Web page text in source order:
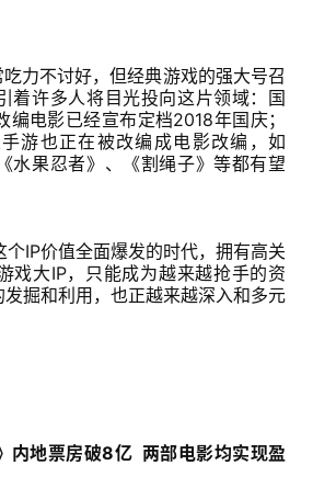
吃力不讨好，但经典游戏的强大号召
着许多人将目光投向这片领域：国
编电影已经宣布定档2018年国庆；
游也正在被改编成电影改编，如
水果忍者》、《割绳子》等都有望
IP价值全面爆发的时代，拥有高关
戏大IP，只能成为越来越抢手的资
掘和利用，也正越来越深入和多元
内地票房破8亿  两部电影均实现盈